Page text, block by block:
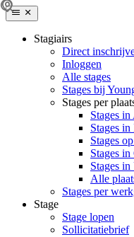
Stagiairs
Direct
Inloggen
Alle stages
Stages bij
Stages per
Stages
Stages
Stages
Stages
Stages
Alle
Stages per
Stage
Stage lopen
Sollicitatiebrief